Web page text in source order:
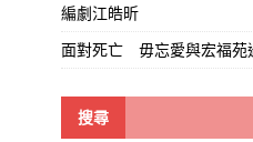
編劇江皓昕
面對死亡 毋忘愛與宏福苑
搜尋